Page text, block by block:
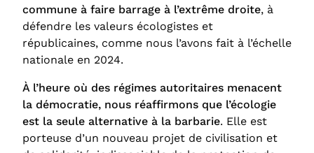
commune à faire barrage à l’extrême droite, à
défendre les valeurs écologistes et
républicaines, comme nous l’avons fait à l’échelle
nationale en 2024.
À l’heure où des régimes autoritaires menacent
la démocratie, nous réaffirmons que l’écologie
est la seule alternative à la barbarie. Elle est
porteuse d’un nouveau projet de civilisation et